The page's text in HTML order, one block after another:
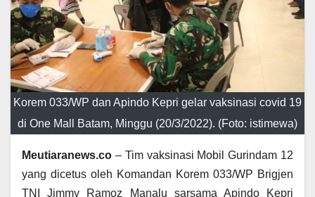
Korem 033/WP dan Apindo Kepri gelar vaksinasi covid 19
di One Mall Batam, Minggu (20/3/2022). (Foto: istimewa)
Meutiaranews.co – Tim vaksinasi Mobil Gurindam 12
yang dicetus oleh Komandan Korem 033/WP Brigjen
TNI Jimmy Ramoz Manalu sarsama Apindo Kepri